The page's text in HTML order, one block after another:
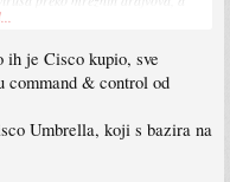
folder i traži šta mu treba.
je Cisco kupio, sve
command & control od
Umbrella, koji s bazira na